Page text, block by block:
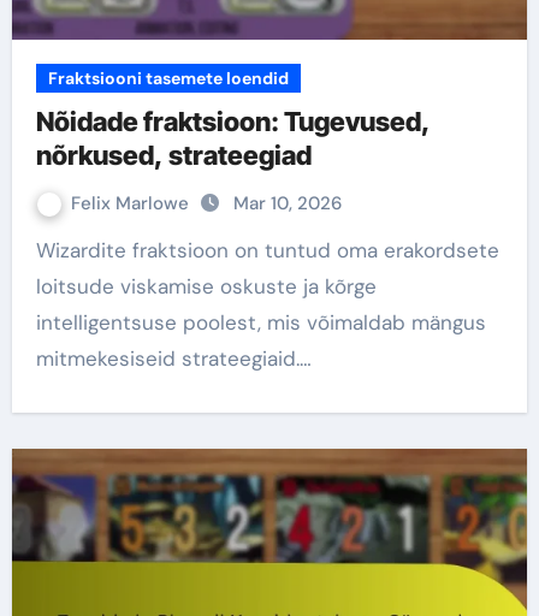
Fraktsiooni tasemete loendid
Nõidade fraktsioon: Tugevused,
nõrkused, strateegiad
Felix Marlowe Mar 10, 2026
Wizardite fraktsioon on tuntud oma erakordsete
loitsude viskamise oskuste ja kõrge
intelligentsuse poolest, mis võimaldab mängus
mitmekesiseid strateegiaid.…